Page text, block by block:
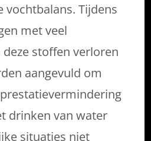
vochtbalans. Tijdens
met veel
stoffen verloren
aangevuld om
drinken van water
situaties niet